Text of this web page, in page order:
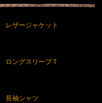
レザージャケット
ロングスリーブＴ
長袖シャツ